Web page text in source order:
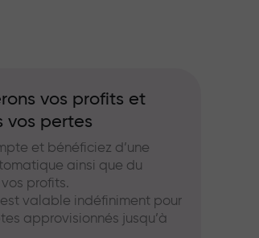
vos profits et
vos pertes
et bénéficiez d’une
ainsi que du
profits.
est valable indéfiniment pour
approvisionnés jusqu’à